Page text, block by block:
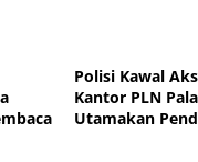
Polisi Kawal
Kantor PLN
Utamakan
News